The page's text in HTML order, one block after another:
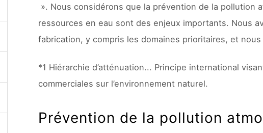
». Nous considérons que la prévention de la pollution
ressources en eau sont des enjeux importants. Nous
fabrication, y compris les domaines prioritaires, et
*1 Hiérarchie d’atténuation... Principe international
commerciales sur l’environnement naturel.
Prévention de la pollution